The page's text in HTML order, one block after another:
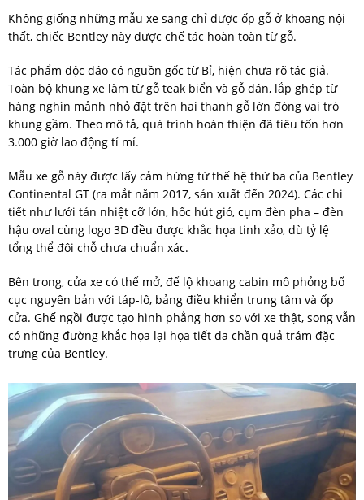
Không giống những mẫu xe sang chỉ được ốp gỗ ở khoang nội
thất, chiếc Bentley này được chế tác hoàn toàn từ gỗ.
Tác phẩm độc đáo có nguồn gốc từ Bỉ, hiện chưa rõ tác giả.
Toàn bộ khung xe làm từ gỗ teak biển và gỗ dán, lắp ghép từ
hàng nghìn mảnh nhỏ đặt trên hai thanh gỗ lớn đóng vai trò
khung gầm. Theo mô tả, quá trình hoàn thiện đã tiêu tốn hơn
3.000 giờ lao động tỉ mỉ.
Mẫu xe gỗ này được lấy cảm hứng từ thế hệ thứ ba của Bentley
Continental GT (ra mắt năm 2017, sản xuất đến 2024). Các chi
tiết như lưới tản nhiệt cỡ lớn, hốc hút gió, cụm đèn pha – đèn
hậu oval cùng logo 3D đều được khắc họa tinh xảo, dù tỷ lệ
tổng thể đôi chỗ chưa chuẩn xác.
Bên trong, cửa xe có thể mở, để lộ khoang cabin mô phỏng bố
cục nguyên bản với táp-lô, bảng điều khiển trung tâm và ốp
cửa. Ghế ngồi được tạo hình phẳng hơn so với xe thật, song vẫn
có những đường khắc họa lại họa tiết da chần quả trám đặc
trưng của Bentley.